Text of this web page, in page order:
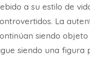
a su estilo de
La
siendo
siendo una figura